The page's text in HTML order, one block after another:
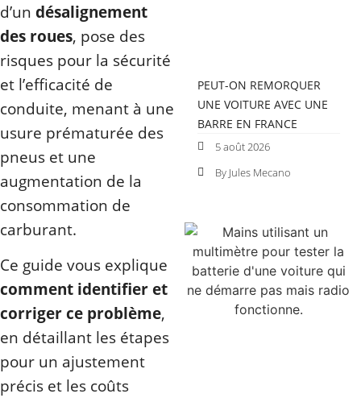
d’un désalignement
des roues, pose des
risques pour la sécurité
et l’efficacité de
conduite, menant à une
usure prématurée des
pneus et une
augmentation de la
consommation de
carburant.
Ce guide vous explique
comment identifier et
corriger ce problème,
en détaillant les étapes
pour un ajustement
précis et les coûts
PEUT-ON REMORQUER
UNE VOITURE AVEC UNE
BARRE EN FRANCE
5 août 2026
By Jules Mecano